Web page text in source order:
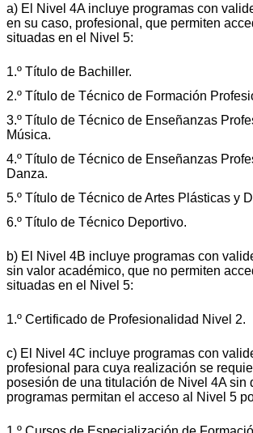
a) El Nivel 4A incluye programas con
en su caso, profesional, que permiten
situadas en el Nivel 5:
1.º Título de Bachiller.
2.º Título de Técnico de Formación
3.º Título de Técnico de Enseñanzas
Música.
4.º Título de Técnico de Enseñanzas
Danza.
5.º Título de Técnico de Artes Plásticas y
6.º Título de Técnico Deportivo.
b) El Nivel 4B incluye programas con
sin valor académico, que no permiten
situadas en el Nivel 5:
1.º Certificado de Profesionalidad Nivel 2.
c) El Nivel 4C incluye programas con
profesional para cuya realización se
posesión de una titulación de Nivel 4A sin
programas permitan el acceso al Nivel 5